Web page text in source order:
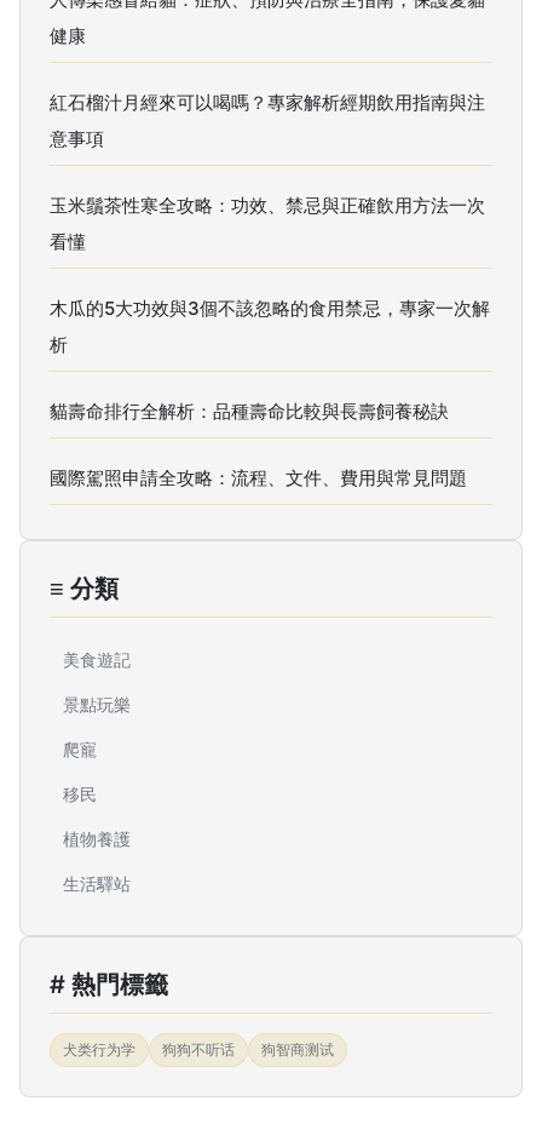
健康
紅石榴汁月經來可以喝嗎？專家解析經期飲用指南與注
意事項
玉米鬚茶性寒全攻略：功效、禁忌與正確飲用方法一次
看懂
木瓜的5大功效與3個不該忽略的食用禁忌，專家一次解
析
貓壽命排行全解析：品種壽命比較與長壽飼養秘訣
國際駕照申請全攻略：流程、文件、費用與常見問題
≡ 分類
美食遊記
景點玩樂
爬寵
移民
植物養護
生活驛站
# 熱門標籤
犬类行为学 狗狗不听话 狗智商测试